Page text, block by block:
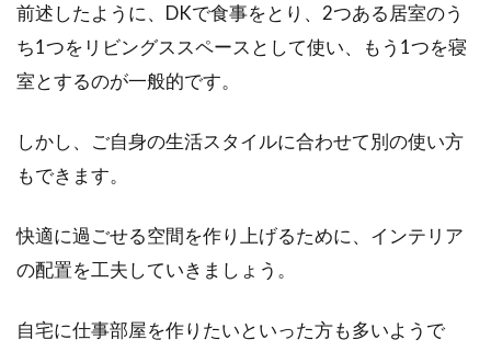
前述したように、DKで食事をとり、2つある居室のう
ち1つをリビングススペースとして使い、もう1つを寝
室とするのが一般的です。
しかし、ご自身の生活スタイルに合わせて別の使い方
もできます。
快適に過ごせる空間を作り上げるために、インテリア
の配置を工夫していきましょう。
自宅に仕事部屋を作りたいといった方も多いようで